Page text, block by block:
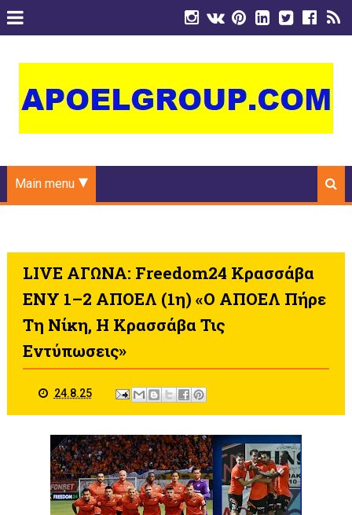
Main menu
LIVE ΑΓΩΝΑ: Freedom24 Κρασσάβα
ΕΝΥ 1–2 ΑΠΟΕΛ (1η) «Ο ΑΠΟΕΛ Πήρε
Τη Νίκη, Η Κρασσάβα Τις
Εντύπωσεις»
24.8.25